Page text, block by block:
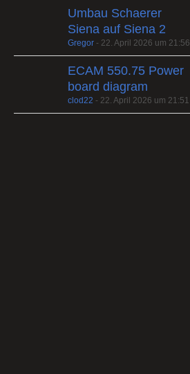
Umbau Schaerer
Siena auf Siena 2
Gregor - 22. April 2026 um 21:56
ECAM 550.75 Power
board diagram
clod22 - 22. April 2026 um 21:51